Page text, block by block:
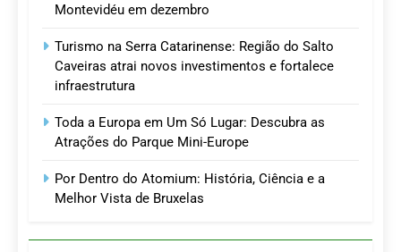
Montevidéu em dezembro
Turismo na Serra Catarinense: Região do Salto
Caveiras atrai novos investimentos e fortalece
infraestrutura
Toda a Europa em Um Só Lugar: Descubra as
Atrações do Parque Mini-Europe
Por Dentro do Atomium: História, Ciência e a
Melhor Vista de Bruxelas